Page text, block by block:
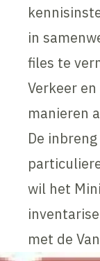
in
files te
Verkeer
manieren
De
wil het
met de